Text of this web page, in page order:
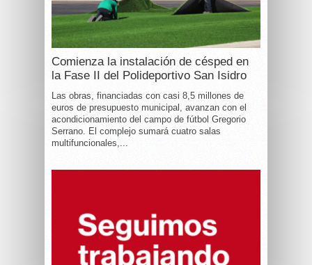
Comienza la instalación de césped en
la Fase II del Polideportivo San Isidro
Las obras, financiadas con casi 8,5 millones de
euros de presupuesto municipal, avanzan con el
acondicionamiento del campo de fútbol Gregorio
Serrano. El complejo sumará cuatro salas
multifuncionales,...